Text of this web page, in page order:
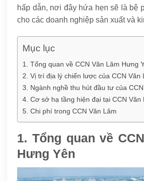
hấp dẫn, nơi đây hứa hẹn sẽ là bệ
cho các doanh nghiệp sản xuất và
Mục lục
1. Tổng quan về CCN Văn Lâm Hưng
2. Vị trí địa lý chiến lược của CCN Văn
3. Ngành nghề thu hút đầu tư của
4. Cơ sở hạ tầng hiện đại tại CCN Văn
5. Chi phí trong CCN Văn Lâm
1. Tổng quan về
Hưng Yên